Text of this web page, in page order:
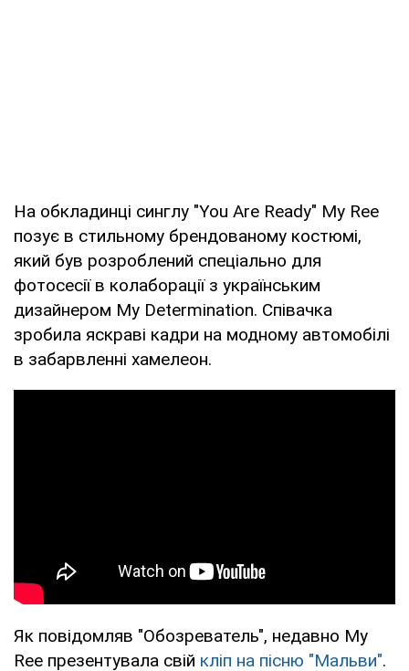
На обкладинці синглу "You Are Ready" My Ree
позує в стильному брендованому костюмі,
який був розроблений спеціально для
фотосесії в колаборації з українським
дизайнером My Determination. Співачка
зробила яскраві кадри на модному автомобілі
в забарвленні хамелеон.
Як повідомляв "Обозреватель", недавно My
Ree презентувала свій кліп на пісню "Мальви".